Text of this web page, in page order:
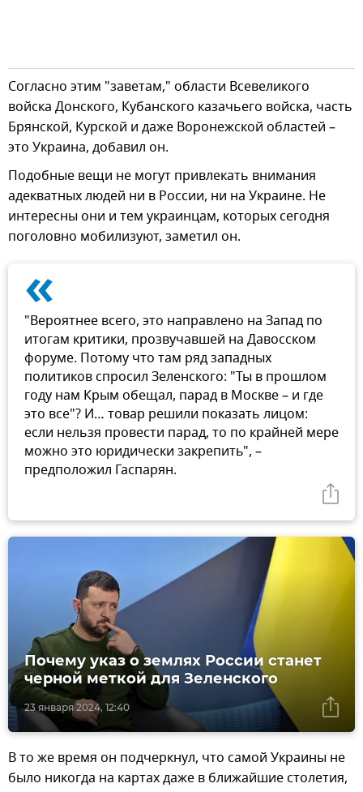
Согласно этим "заветам," области Всевеликого
войска Донского, Кубанского казачьего войска, часть
Брянской, Курской и даже Воронежской областей –
это Украина, добавил он.
Подобные вещи не могут привлекать внимания
адекватных людей ни в России, ни на Украине. Не
интересны они и тем украинцам, которых сегодня
поголовно мобилизуют, заметил он.
«
"Вероятнее всего, это направлено на Запад по
итогам критики, прозвучавшей на Давосском
форуме. Потому что там ряд западных
политиков спросил Зеленского: "Ты в прошлом
году нам Крым обещал, парад в Москве – и где
это все"? И… товар решили показать лицом:
если нельзя провести парад, то по крайней мере
можно это юридически закрепить", –
предположил Гаспарян.
23 января 2024, 12:40
Почему указ о землях России станет
черной меткой для Зеленского
В то же время он подчеркнул, что самой Украины не
было никогда на картах даже в ближайшие столетия,